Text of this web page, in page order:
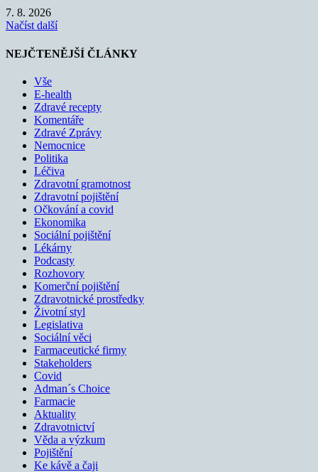
7. 8. 2026
Načíst další
NEJČTENĚJŠÍ ČLÁNKY
Vše
E-health
Zdravé recepty
Komentáře
Zdravé Zprávy
Nemocnice
Politika
Léčiva
Zdravotní gramotnost
Zdravotní pojištění
Očkování a covid
Ekonomika
Sociální pojištění
Lékárny
Podcasty
Rozhovory
Komerční pojištění
Zdravotnické prostředky
Životní styl
Legislativa
Sociální věci
Farmaceutické firmy
Stakeholders
Covid
Adman´s Choice
Farmacie
Aktuality
Zdravotnictví
Věda a výzkum
Pojištění
Ke kávě a čaji